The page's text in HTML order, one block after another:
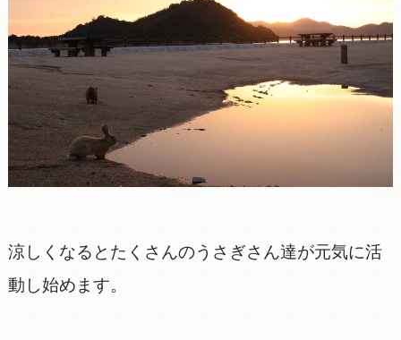
涼しくなるとたくさんのうさぎさん達が元気に活
動し始めます。